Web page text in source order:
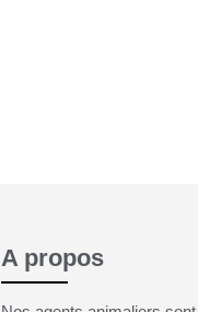
A propos